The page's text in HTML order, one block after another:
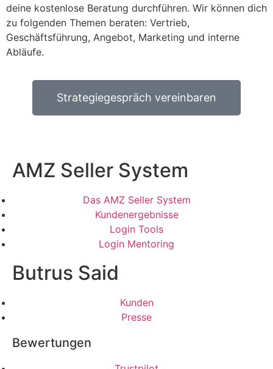
deine kostenlose Beratung durchführen. Wir können dich
zu folgenden Themen beraten: Vertrieb,
Geschäftsführung, Angebot, Marketing und interne
Abläufe.
Strategiegespräch vereinbaren
AMZ Seller System
Das AMZ Seller System
Kundenergebnisse
Login Tools
Login Mentoring
Butrus Said
Kunden
Presse
Bewertungen